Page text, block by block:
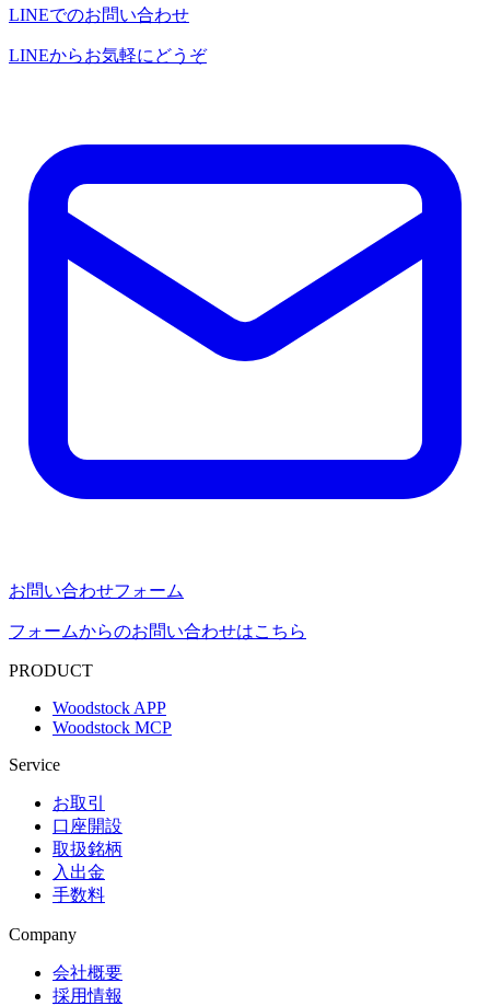
LINEでのお問い合わせ
LINEからお気軽にどうぞ
お問い合わせフォーム
フォームからのお問い合わせはこちら
PRODUCT
Woodstock APP
Woodstock MCP
Service
お取引
口座開設
取扱銘柄
入出金
手数料
Company
会社概要
採用情報